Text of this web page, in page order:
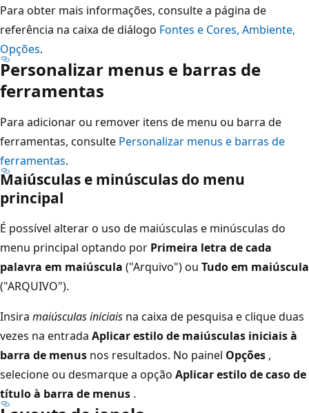
Para obter mais informações, consulte a página de
referência na caixa de diálogo Fontes e Cores, Ambiente,
Opções.
Personalizar menus e barras de
ferramentas
Para adicionar ou remover itens de menu ou barra de
ferramentas, consulte Personalizar menus e barras de
ferramentas.
Maiúsculas e minúsculas do menu
principal
É possível alterar o uso de maiúsculas e minúsculas do
menu principal optando por Primeira letra de cada
palavra em maiúscula ("Arquivo") ou Tudo em maiúscula
("ARQUIVO").
Insira maiúsculas iniciais na caixa de pesquisa e clique duas
vezes na entrada Aplicar estilo de maiúsculas iniciais à
barra de menus nos resultados. No painel Opções ,
selecione ou desmarque a opção Aplicar estilo de caso de
título à barra de menus .